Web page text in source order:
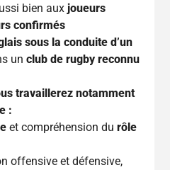
bien auxjoueurs
confirmés
sous la conduite d’un
unclub de rugby reconnu
travaillerez notamment
:
et compréhension durôle
offensive et défensive,